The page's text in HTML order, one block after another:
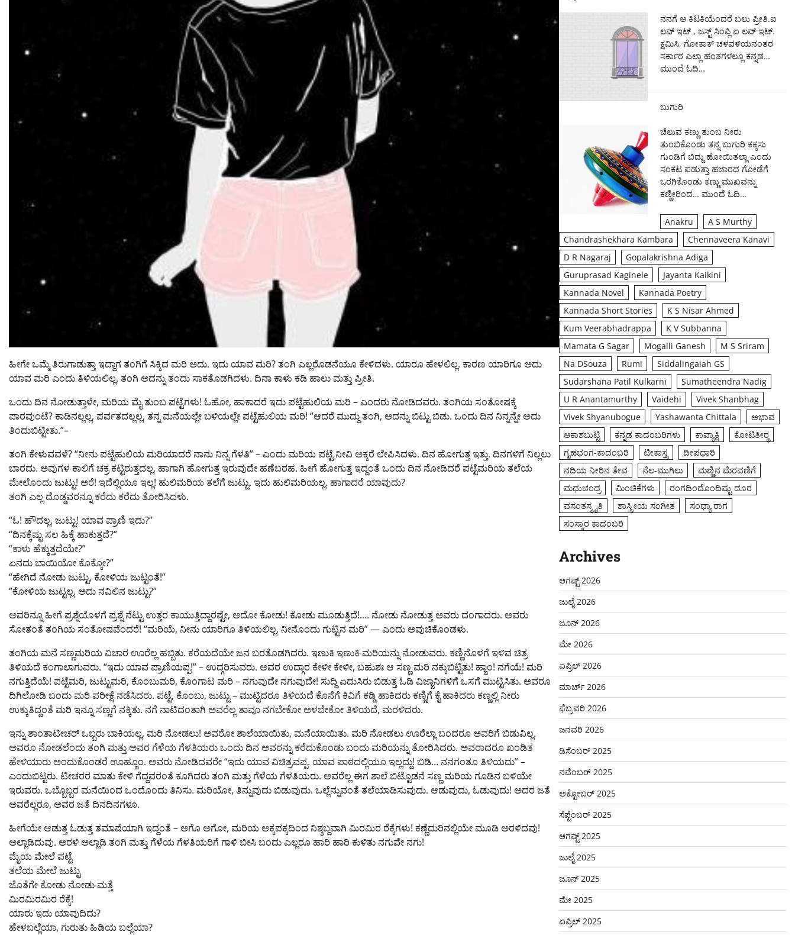
ಹೀಗೇ ಒಮ್ಮೆ ತಿರುಗಾಡುತ್ತಾ ಇದ್ದಾಗ ತಂಗಿಗೆ ಸಿಕ್ಕಿದ ಮರಿ ಅದು. ಇದು ಯಾವ ಮರಿ? ತಂಗಿ ಎಲ್ಲರೊಡನೆಯೂ ಕೇಳಿದಳು. ಯಾರೂ ಹೇಳಲಿಲ್ಲ. ಕಾರಣ ಯಾರಿಗೂ ಅದು
ಯಾವ ಮರಿ ಎಂದು ತಿಳಿಯಲಿಲ್ಲ. ತಂಗಿ ಅದನ್ನು ತಂದು ಸಾಕತೊಡಗಿದಳು. ದಿನಾ ಕಾಳು ಕಡಿ ಹಾಲು ಮತ್ತು ಪ್ರೀತಿ.
ಒಂದು ದಿನ ನೋಡುತ್ತಾಳೇ, ಮರಿಯ ಮೈ ತುಂಬ ಪಟ್ಟೆಗಳು! ಓಹೋ, ಹಾಕಾದರೆ ಇದು ಪಟ್ಟೆಹುಲಿಯ ಮರಿ – ಎಂದರು ನೋಡಿದವರು. ತಂಗಿಯ ಸಂತೋಷಕ್ಕೆ
ಪಾರವುಂಟೆ? ಕಾಡಿನಲ್ಲಲ್ಲ, ಪರ್ವತದಲ್ಲಲ್ಲ, ತನ್ನ ಮನೆಯಲ್ಲೇ ಬಳಿಯಲ್ಲೇ ಪಟ್ಟೆಹುಲಿಯ ಮರಿ! “ಆದರೆ ಮುದ್ದು ತಂಗಿ, ಅದನ್ನು ಬಿಟ್ಟು ಬಿಡು. ಒಂದು ದಿನ ನಿನ್ನನ್ನೇ ಅದು
ತಿಂದುಬಿಟ್ಟೀತು.”–
ತಂಗಿ ಕೇಳುವವಳೆ? “ನೀನು ಪಟ್ಟೆಹುಲಿಯ ಮರಿಯಾದರೆ ನಾನು ನಿನ್ನ ಗೆಳತಿ” – ಎಂದು ಮರಿಯ ಪಟ್ಟೆ ನೀವಿ ಅಕ್ಕರೆ ಲೇಪಿಸಿದಳು. ದಿನ ಹೋಗುತ್ತ ಇತ್ತು. ದಿನಗಳಿಗೆ ನಿಲ್ಲಲು
ಬಾರದು. ಅವುಗಳ ಕಾಲಿಗೆ ಚಕ್ರ ಕಟ್ಟಿರುತ್ತದಲ್ಲ, ಹಾಗಾಗಿ ಹೋಗುತ್ತ ಇರುವುದೇ ಹಣೆಬರಹ. ಹೀಗೆ ಹೋಗುತ್ತ ಇದ್ದಂತೆ ಒಂದು ದಿನ ನೋಡಿದರೆ ಪಟ್ಟೆಮರಿಯ ತಲೆಯ
ಮೇಲೊಂದು ಜುಟ್ಟು! ಅರೆ! ಇದೆಲ್ಲಿಯೂ ಇಲ್ಲ! ಹುಲಿಮರಿಯ ತಲೆಗೆ ಜುಟ್ಟು. ಇದು ಹುಲಿಮರಿಯಲ್ಲ. ಹಾಗಾದರೆ ಯಾವುದು?
ತಂಗಿ ಎಲ್ಲ ದೊಡ್ಡವರನ್ನೂ ಕರೆದು ಕರೆದು ತೋರಿಸಿದಳು.
“ಓ! ಹೌದಲ್ಲ, ಜುಟ್ಟು! ಯಾವ ಪ್ರಾಣಿ ಇದು?”
“ದಿನಕ್ಕೆಷ್ಟು ಸಲ ಹಿಕ್ಕೆ ಹಾಕುತ್ತದೆ?”
“ಕಾಳು ಹೆಕ್ಕುತ್ತದೆಯೇ?”
ಏನದು ಬಾಯಿಯೋ ಕೊಕ್ಕೋ?”
“ಹೇಗಿದೆ ನೋಡು ಜುಟ್ಟು, ಕೋಳಿಯ ಜುಟ್ಟಂತೆ!”
“ಕೋಳಿಯ ಜುಟ್ಟಲ್ಲ. ಅದು ನವಿಲಿನ ಜುಟ್ಟು?”
ಅವರಿನ್ನೂ ಹೀಗೆ ಪ್ರಶ್ನೆಯೊಳಗೆ ಪ್ರಶ್ನೆ ನೆಟ್ಟು ಉತ್ತರ ಕಾಯುತ್ತಿದ್ದಾರಷ್ಟೇ, ಅದೋ ಕೋಡು! ಕೋಡು ಮೂಡುತ್ತಿದೆ!…. ನೋಡು ನೋಡುತ್ತ ಅವರು ದಂಗಾದರು. ಅವರು
ಸೋತಂತೆ ತಂಗಿಯ ಸಂತೋಷವೆಂದರೆ! “ಮರಿಯೆ, ನೀನು ಯಾರಿಗೂ ತಿಳಿಯಲಿಲ್ಲ. ನೀನೊಂದು ಗುಟ್ಟಿನ ಮರಿ” — ಎಂದು ಅವುಚಿಕೊಂಡಳು.
ತಂಗಿಯ ಮನೆ ಸಣ್ಣಮರಿಯ ವಿಚಾರ ಊರೆಲ್ಲ ಹಬ್ಬಿತು. ಕರೆಯದೆಯೇ ಜನ ಬರತೊಡಗಿದರು. ಇಣುಕಿ ಇಣುಕಿ ಮರಿಯನ್ನು ನೋಡುವರು. ಕಣ್ಣಿನೊಳಗೆ ಇಳಿವ ಚಿತ್ರ
ತಿಳಿಯದೆ ಕಂಗಾಲಾಗುವರು. “ಇದು ಯಾವ ಪ್ರಾಣಿಯಪ್ಪ!” – ಉದ್ಗರಿಸುವರು. ಅವರ ಉದ್ಗಾರ ಕೇಳೀ ಕೇಳೀ, ಬಹುಶಃ ಆ ಸಣ್ಣ ಮರಿ ನಕ್ಕುಬಿಟ್ಟಿತು! ಹ್ಙಾಂ! ನಗೆಯೆ! ಮರಿ
ನಗುತ್ತಿದೆಯೆ! ಪಟ್ಟೆಮರಿ, ಜುಟ್ಟುಮರಿ, ಕೊಂಬುಮರಿ, ಕೊಂಗಾಟ ಮರಿ – ನಗುವುದೇ ನಗುವುದೇ! ಸುದ್ದಿ ಏದುಸಿರು ಬಿಡುತ್ತ ಓಡಿ ವಿಜ್ಙಾನಿಗಳಿಗೆ ಒಸಗೆ ಮುಟ್ಟಿಸಿತು. ಅವರೂ
ದಿಗಿಲೋಡಿ ಬಂದು ಮರಿ ಪರೀಕ್ಷೆ ನಡೆಸಿದರು. ಪಟ್ಟೆ, ಕೊಂಬು, ಜುಟ್ಟು – ಮುಟ್ಟಿದರೂ ತಿಳಿಯದೆ ಕೊನೆಗೆ ಕಿವಿಗೆ ಕಡ್ಡಿ ಹಾಕಿದರು ಕಣ್ಣಿಗೆ ಕೈ ಹಾಕಿದರು ಕಣ್ಣಲ್ಲಿ ನೀರು
ಉಕ್ಕುತಿದ್ದಂತೆ ಮರಿ ಇನ್ನೂ ಸಣ್ಣಗೆ ನಕ್ಕಿತು. ನಗೆ ನಾಟಿದಂತಾಗಿ ಅವರೆಲ್ಲ ತಾವೂ ನಗಬೇಕೋ ಅಳಬೇಕೋ ತಿಳಿಯದೆ, ಮರಳಿದರು.
ಇನ್ನು ಶಾಂತಾಟೀಚರ್‍ ಒಬ್ಬರು ಬಾಕಿಯಲ್ಲ, ಮರಿ ನೋಡಲು! ಅವರೋ ಶಾಲೆಯಾಯಿತು, ಮನೆಯಾಯಿತು. ಮರಿ ನೋಡಲು ಊರೆಲ್ಲಾ ಬಂದರೂ ಅವರಿಗೆ ಬಿಡುವಿಲ್ಲ.
ಅವರೂ ನೋಡಲೆಂದು ತಂಗಿ ಮತ್ತು ಅವರ ಗೆಳೆಯ ಗೆಳತಿಯರು ಒಂದು ದಿನ ಅವರನ್ನು ಕರೆದುಕೊಂಡು ಬಂದು ಮರಿಯನ್ನು ತೋರಿಸಿದರು. ಅವರಾದರೂ ಖಂಡಿತ
ಹೇಳಿಯಾರು ಅಂದುಕೊಂಡರೆ ಊಹ್ಙೂಂ. ಅವರು ನೋಡಿದವರೇ “ಇದು ಯಾವ ವಿಚಿತ್ರವಪ್ಪ. ಯಾವ ಪಾಠದಲ್ಲಿಯೂ ಇಲ್ಲದ್ದು! ಬಿಡಿ… ನನಗಂತೂ ತಿಳಿಯದು” –
ಎಂದುಬಿಟ್ಟರು. ಟೀಚರರ ಮಾತು ಕೇಳಿ ಗೆದ್ದವರಂತೆ ಕೂಗಿದರು ತಂಗಿ ಮತ್ತು ಗೆಳೆಯ ಗೆಳತಿಯರು. ಅವರೆಲ್ಲ ಈಗ ಶಾಲೆ ಬಿಟ್ಟೊಡನೆ ಸಣ್ಣ ಮರಿಯ ಗೂಡಿನ ಬಳಿಯೇ
ಇರುವರು. ಒಬ್ಬೊಬ್ಬರ ಮನೆಯಿಂದ ಒಂದೊಂದು ತಿನಿಸು. ಮರಿಯೋ, ತಿನ್ನುವುದು ಬಿಡುವುದು. ಒಲ್ಲೆನ್ನುವಂತೆ ತಲೆಯಾಡಿಸುವುದು. ಆಡುವುದು, ಓಡುವುದು! ಅದರ ಜತೆ
ಅವರೆಲ್ಲರೂ, ಅವರ ಜತೆ ದಿನದಿನಗಳೂ.
ಹೀಗೆಯೇ ಆಡುತ್ತ ಓಡುತ್ತ ತಮಾಷೆಯಾಗಿ ಇದ್ದಂತೆ – ಅಗೊ ಅಗೋ, ಮರಿಯ ಅಕ್ಕಪಕ್ಕದಿಂದ ನಿಶ್ಶಬ್ದವಾಗಿ ಮಿರಮಿರ ರೆಕ್ಕೆಗಳು! ಕಣ್ಣೆದುರಿನಲ್ಲಿಯೇ ಮೂಡಿ ಅರಳಿದವು!
ಅಲ್ಲಾಡಿದುವು. ಅರಳಿ ಅಲ್ಲಾಡಿ ತಂಗಿ ಮತ್ತು ಗೆಳೆಯ ಗೆಳತಿಯರಿಗೆ ಗಾಳಿ ಬೀಸಿ ಬಂದು ಎಲ್ಲರೂ ಹಾರಿ ಹಾರಿ ಕುಳಿತು ನಗುವೇ ನಗು!
ಮೈಯ ಮೇಲೆ ಪಟ್ಟೆ
ತಲೆಯ ಮೇಲೆ ಜುಟ್ಟು
ಜೊತೆಗೇ ಕೋಡು ನೋಡು ಮತ್ತೆ
ಮಿರಮಿರಮಿರ ರೆಕ್ಕೆ!
ಯಾರು ಇದು ಯಾವುದಿದು?
ಹೇಳಬಲ್ಲೆಯಾ, ಗುರುತು ಹಿಡಿಯ ಬಲ್ಲೆಯಾ?
ನನಗೆ ಆ ಕಿಟಕಿಯೆಂದರೆ ಬಲು ಪ್ರೀತಿ.ಐ
ಲವ್ ಇಟ್ , ಜಸ್ಟ್ ಸಿಂಪ್ಲಿ ಐ ಲವ್ ಇಟ್.
ಕ್ಷಮಿಸಿ, ಗೋಕಾಕ್ ಚಳವಳಿಯನಂತರ
ಸರ್ಕಾರ ಎಲ್ಲಾ ಹಂತಗಳಲ್ಲೂ ಕನ್ನಡ…
ಮುಂದೆ ಓದಿ…
ಬುಗುರಿ
ಚೆಲುವ ಕಣ್ಣು ತುಂಬ ನೀರು
ತುಂಬಿಕೊಂಡು ತನ್ನ ಬುಗುರಿ ಕಕ್ಕಸು
ಗುಂಡಿಗೆ ಬಿದ್ದು ಹೋಯಿತಲ್ಲಾ ಎಂದು
ಸಂಕಟ ಪಡುತ್ತಾ ಹಜಾರದ ಗೋಡೆಗೆ
ಒರಗಿಕೊಂಡು ಕಣ್ಣು ಮುಖವನ್ನು
ಕಣ್ಣೀರಿಂದ…ಮುಂದೆ ಓದಿ…
Anakru
A S Murthy
Chandrashekhara Kambara
Chennaveera Kanavi
D R Nagaraj
Gopalakrishna Adiga
Guruprasad Kaginele
Jayanta Kaikini
Kannada Novel
Kannada Poetry
Kannada Short Stories
K S Nisar Ahmed
Kum Veerabhadrappa
K V Subbanna
Mamata G Sagar
Mogalli Ganesh
M S Sriram
Na DSouza
Rumi
Siddalingaiah GS
Sudarshana Patil Kulkarni
Sumatheendra Nadig
U R Anantamurthy
Vaidehi
Vivek Shanbhag
Vivek Shyanubogue
Yashawanta Chittala
ಅಭಾವ
ಆಕಾಶಬುಟ್ಟಿ
ಕನ್ನಡ ಕಾದಂಬರಿಗಳು ಕಾವ್ಯಾಕ್ಷಿ
ಕೋಟಿತೀರ್‍ಥ
ಗೃಹಭಂಗ-ಕಾದಂಬರಿ
ಟೀಕಾಸ್ತ್ರ
ದೀಪಧಾರಿ
ನದಿಯ ನೀರಿನ ತೇವ
ನೆಲ-ಮುಗಿಲು
ಮಣ್ಣಿನ ಮೆರವಣಿಗೆ
ಮಧುಚಂದ್ರ
ಮಿಂಚಿಕೆಗಳು
ರಂಗದಿಂದೊಂದಿಷ್ಟು ದೂರ
ವಸಂತಸ್ಮೃತಿ
ಶಾಸ್ತ್ರೀಯ ಸಂಗೀತ
ಸಂಧ್ಯಾ ರಾಗ
ಸಂಸ್ಕಾರ ಕಾದಂಬರಿ
Archives
ಆಗಷ್ಟ್ 2026
ಜುಲೈ 2026
ಜೂನ್ 2026
ಮೇ 2026
ಏಪ್ರಿಲ್ 2026
ಮಾರ್ಚ್ 2026
ಫೆಬ್ರವರಿ 2026
ಜನವರಿ 2026
ಡಿಸೆಂಬರ್ 2025
ನವೆಂಬರ್ 2025
ಅಕ್ಟೋಬರ್ 2025
ಸೆಪ್ಟೆಂಬರ್ 2025
ಆಗಷ್ಟ್ 2025
ಜುಲೈ 2025
ಜೂನ್ 2025
ಮೇ 2025
ಏಪ್ರಿಲ್ 2025